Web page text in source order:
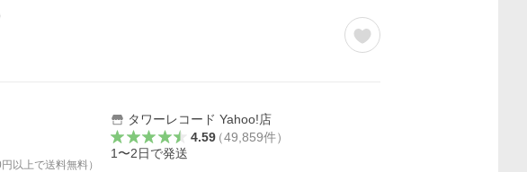
円以上で送料無料）
タワーレコード Yahoo!店
4.59（49,859件）
1〜2日で発送